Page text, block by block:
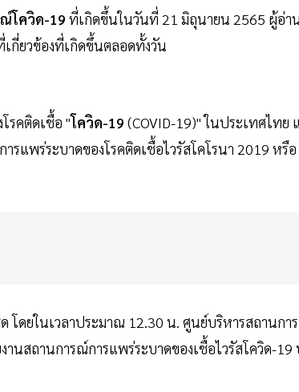
โควิด-19 ที่เกิดขึ้นในวันที่ 21 มิถุนายน 2565 ผู้อ่า
กี่ยวข้องที่เกิดขึ้นตลอดทั้งวัน
รคติดเชื้อ "โควิด-19 (COVID-19)" ในประเทศไทย
แพร่ระบาดของโรคติดเชื้อไวรัสโคโรนา 2019 หรื
โดยในเวลาประมาณ 12.30 น. ศูนย์บริหารสถานกา
านสถานการณ์การแพร่ระบาดของเชื้อไวรัสโควิด-19